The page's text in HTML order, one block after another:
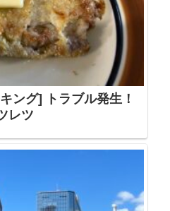
ング] トラブル発生！
レツ